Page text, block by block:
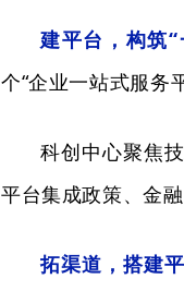
建平台，构筑“
个“企业一站式服务
科创中心聚焦
平台集成政策、金
拓渠道 ，搭建